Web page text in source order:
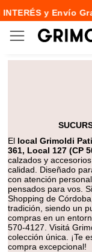
y Envío
El local Grimoldi
361, Local 127 (CP
calzados y
calidad. Diseñado
con atención
pensados para vos.
Shopping de
tradición, siendo un
compras en un
570-4127. Visitá
colección única. ¡Te
compra excepcional!